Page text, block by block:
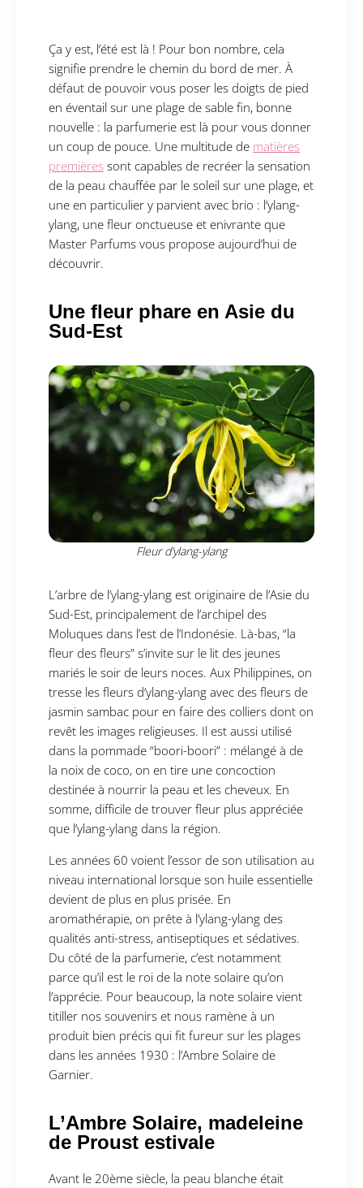
Ça y est, l’été est là ! Pour bon nombre, cela
signifie prendre le chemin du bord de mer. À
défaut de pouvoir vous poser les doigts de pied
en éventail sur une plage de sable fin, bonne
nouvelle : la parfumerie est là pour vous donner
un coup de pouce. Une multitude de matières
premières sont capables de recréer la sensation
de la peau chauffée par le soleil sur une plage, et
une en particulier y parvient avec brio : l’ylang-
ylang, une fleur onctueuse et enivrante que
Master Parfums vous propose aujourd’hui de
découvrir.
Une fleur phare en Asie du
Sud-Est
Fleur d’ylang-ylang
L’arbre de l’ylang-ylang est originaire de l’Asie du
Sud-Est, principalement de l’archipel des
Moluques dans l’est de l’Indonésie. Là-bas, “la
fleur des fleurs” s’invite sur le lit des jeunes
mariés le soir de leurs noces. Aux Philippines, on
tresse les fleurs d’ylang-ylang avec des fleurs de
jasmin sambac pour en faire des colliers dont on
revêt les images religieuses. Il est aussi utilisé
dans la pommade “boori-boori” : mélangé à de
la noix de coco, on en tire une concoction
destinée à nourrir la peau et les cheveux. En
somme, difficile de trouver fleur plus appréciée
que l’ylang-ylang dans la région.
Les années 60 voient l’essor de son utilisation au
niveau international lorsque son huile essentielle
devient de plus en plus prisée. En
aromathérapie, on prête à l’ylang-ylang des
qualités anti-stress, antiseptiques et sédatives.
Du côté de la parfumerie, c’est notamment
parce qu’il est le roi de la note solaire qu’on
l’apprécie. Pour beaucoup, la note solaire vient
titiller nos souvenirs et nous ramène à un
produit bien précis qui fit fureur sur les plages
dans les années 1930 : l’Ambre Solaire de
Garnier.
L’Ambre Solaire, madeleine
de Proust estivale
Avant le 20ème siècle, la peau blanche était